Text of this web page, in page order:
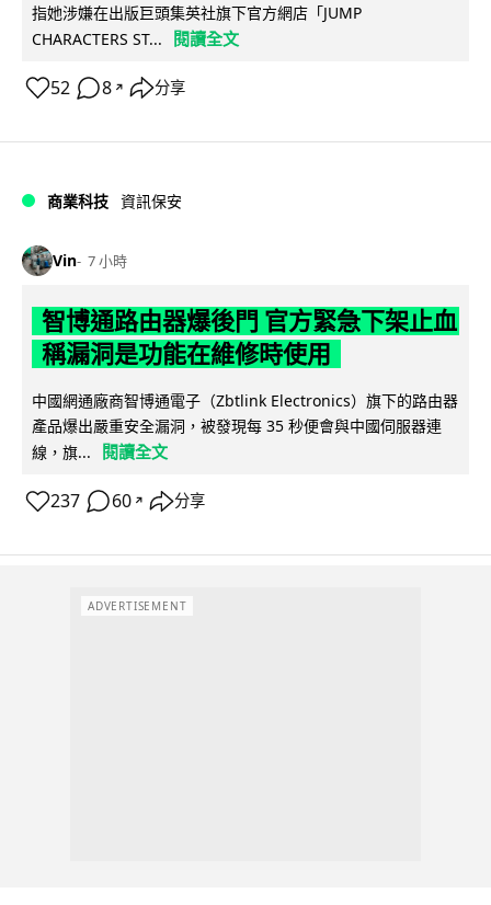
指她涉嫌在出版巨頭集英社旗下官方網店「JUMP
CHARACTERS ST...
閱讀全文
52 8 ↗ 分享
商業科技 資訊保安
Vin 7 小時
智博通路由器爆後門 官方緊急下架止血
稱漏洞是功能在維修時使用
中國網通廠商智博通電子（Zbtlink Electronics）旗下的路由器
產品爆出嚴重安全漏洞，被發現每 35 秒便會與中國伺服器連
線，旗...
閱讀全文
237 60 ↗ 分享
ADVERTISEMENT